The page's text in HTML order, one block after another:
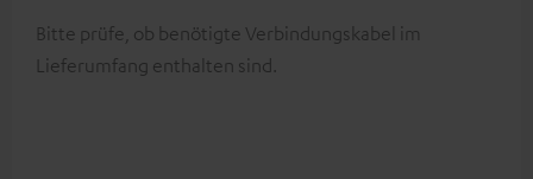
Bitte prüfe, ob benötigte Verbindungskabel im
Lieferumfang enthalten sind.